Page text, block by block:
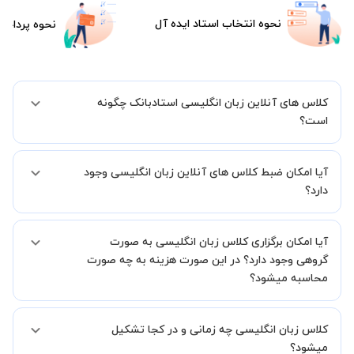
نحوه انتخاب استاد ایده آل نحوه
کلاس های آنلاین زبان انگلیسی استادبانک چگونه
است؟
شما میدهیم که استاد شما پیش از جلسه تمامی موارد لازم برای برگزاری
یک کلاس آنلاین با کیفیت و مفید را به شما توضیح خواهند داد.
آیا امکان ضبط کلاس های آنلاین زبان انگلیسی وجود
دارد؟
کنید.
آیا امکان برگزاری کلاس زبان انگلیسی به صورت
گروهی وجود دارد؟ در این صورت هزینه به چه صورت
محاسبه میشود؟
صورتیکه مایل هستید کلاس ها را در کنار دوستان و یا آشنایان خود به
صورت گروهی برگزار کنید، این امکان وجود دارد. در این حالت، به ازای هر
کلاس زبان انگلیسی چه زمانی و در کجا تشکیل
میشود؟